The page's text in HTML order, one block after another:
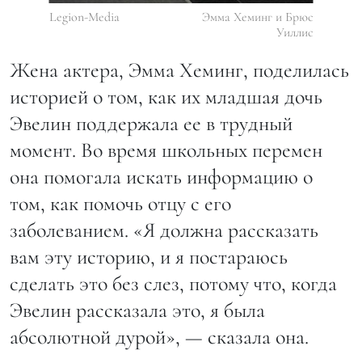
Legion-Media
Эмма Хеминг и Брюс
Уиллис
Жена актера, Эмма Хеминг, поделилась
историей о том, как их младшая дочь
Эвелин поддержала ее в трудный
момент. Во время школьных перемен
она помогала искать информацию о
том, как помочь отцу с его
заболеванием. «Я должна рассказать
вам эту историю, и я постараюсь
сделать это без слез, потому что, когда
Эвелин рассказала это, я была
абсолютной дурой», — сказала она.